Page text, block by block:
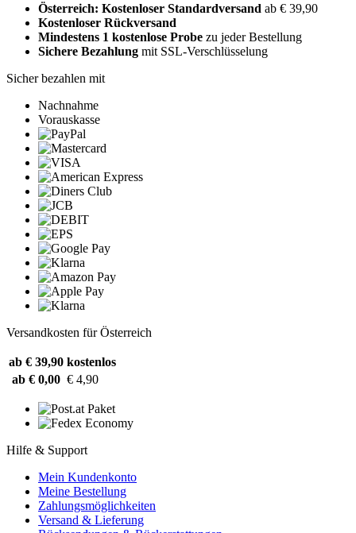
Österreich: Kostenloser Standardversand ab € 39,90
Kostenloser Rückversand
Mindestens 1 kostenlose Probe zu jeder Bestellung
Sichere Bezahlung mit SSL-Verschlüsselung
Sicher bezahlen mit
Nachnahme
Vorauskasse
Versandkosten für Österreich
ab € 39,90 kostenlos
ab € 0,00 € 4,90
Hilfe & Support
Mein Kundenkonto
Meine Bestellung
Zahlungsmöglichkeiten
Versand & Lieferung